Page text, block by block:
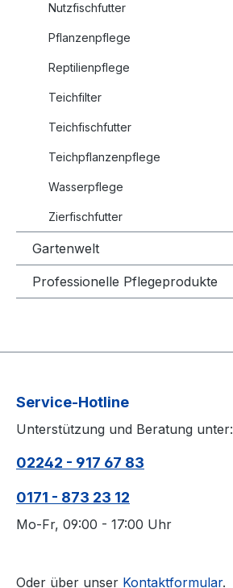
Nutzfischfutter
Pflanzenpflege
Reptilienpflege
Teichfilter
Teichfischfutter
Teichpflanzenpflege
Wasserpflege
Zierfischfutter
Gartenwelt
Professionelle Pflegeprodukte
Service-Hotline
Unterstützung und Beratung unter:
02242 - 917 67 83
0171 - 873 23 12
Mo-Fr, 09:00 - 17:00 Uhr
Oder über unser Kontaktformular.